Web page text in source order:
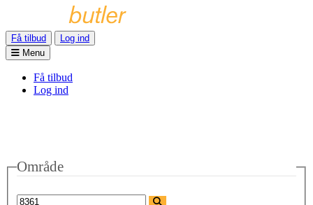
Få tilbud
Log ind
Menu
Få tilbud
Log ind
Område